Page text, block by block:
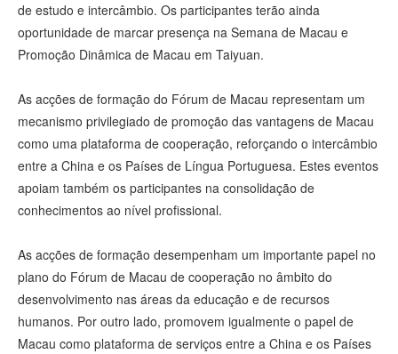
de estudo e intercâmbio. Os participantes terão ainda
oportunidade de marcar presença na Semana de Macau e
Promoção Dinâmica de Macau em Taiyuan.
As acções de formação do Fórum de Macau representam um
mecanismo privilegiado de promoção das vantagens de Macau
como uma plataforma de cooperação, reforçando o intercâmbio
entre a China e os Países de Língua Portuguesa. Estes eventos
apoiam também os participantes na consolidação de
conhecimentos ao nível profissional.
As acções de formação desempenham um importante papel no
plano do Fórum de Macau de cooperação no âmbito do
desenvolvimento nas áreas da educação e de recursos
humanos. Por outro lado, promovem igualmente o papel de
Macau como plataforma de serviços entre a China e os Países